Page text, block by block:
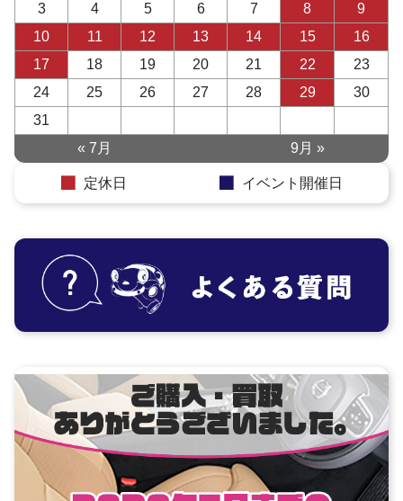
3
4 5 6 7 8
9
10
11 12 13 14 15
16
17
18 19 20 21 22
23
24
25 26 27 28 29
30
31
« 7月
9月 »
定休日 イベント開催日